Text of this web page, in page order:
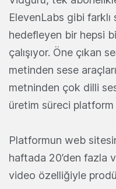
ElevenLabs gibi farklı
hedefleyen bir hepsi
çalışıyor. Öne çıkan
metinden sese
metninden çok dilli
üretim süreci platform
Platformun web
haftada 20’den fazla
video özelliğiyle